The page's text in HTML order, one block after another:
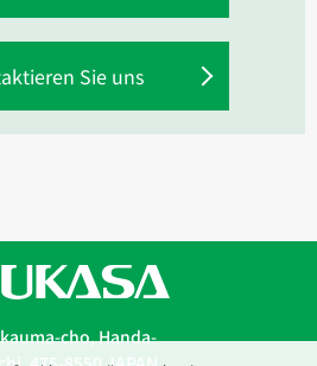
Sie uns
cho, Handa-